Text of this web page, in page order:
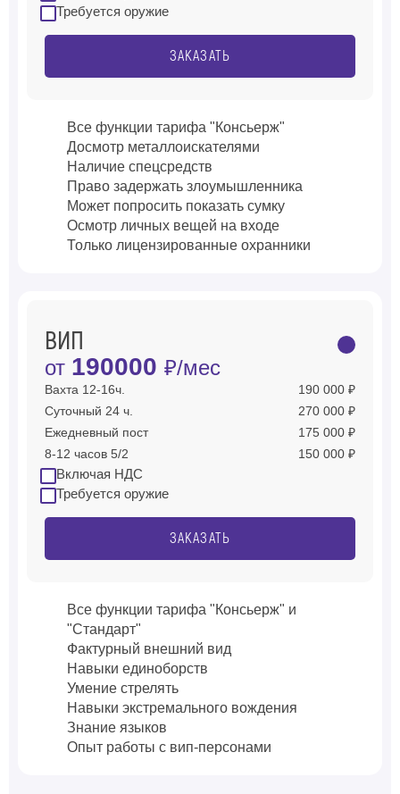
Требуется оружие
ЗАКАЗАТЬ
Все функции тарифа "Консьерж"
Досмотр металлоискателями
Наличие спецсредств
Право задержать злоумышленника
Может попросить показать сумку
Осмотр личных вещей на входе
Только лицензированные охранники
ВИП
от 190000 ₽/мес
Вахта 12-16ч.
190 000 ₽
Суточный 24 ч.
270 000 ₽
Ежедневный пост
175 000 ₽
8-12 часов 5/2
150 000 ₽
Включая НДС
Требуется оружие
ЗАКАЗАТЬ
Все функции тарифа "Консьерж" и
"Стандарт"
Фактурный внешний вид
Навыки единоборств
Умение стрелять
Навыки экстремального вождения
Знание языков
Опыт работы с вип-персонами